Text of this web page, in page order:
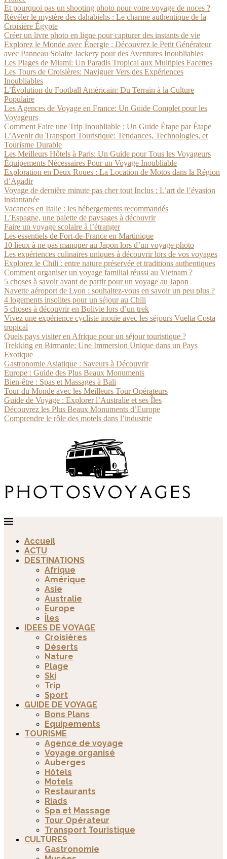
Et pourquoi pas un shooting photo pour votre voyage de noces ?
Révéler le mystère des dahabiehs : Le charme authentique de la
Croisière Égypte
Créer un livre photo en ligne pour capturer des instants de vie
Explorez le Monde avec Énergie : Découvrez le Petit Générateur
avec Panneau Solaire Jackery pour des Aventures Inoubliables
Les Plages de Miami: Un Paradis Tropical aux Multiples Facettes
Les Tours de Croisières: Naviguer Vers des Expériences
Inoubliables
L’Évolution du Football Américain: Du Terrain à la Culture
Populaire
Les Agences de Voyage en France: Un Guide Complet pour les
Voyageurs
Comment Faire une Trip Inoubliable : Un Guide Étape par Étape
L’Avenir du Transport Touristique: Tendances, Technologies, et
Tourisme Durable
Les Meilleurs Hôtels à Paris: Un Guide pour Tous les Voyageurs
Équipements Nécessaires Pour un Voyage Inoubliable
Exploration en Deux Roues : La Location de Motos dans la Région
d’Agadir
Voyage de dernière minute pas cher tout Inclus : L’art de l’évasion
instantanée
Vacances en Italie : les hébergements recommandés
L’Espagne, une palette de paysages à découvrir
Faire un voyage scolaire à l’étranger
Les essentiels de Fort-de-France en Martinique
10 lieux à ne pas manquer au Japon lors d’un voyage photo
Les expériences culinaires uniques à découvrir lors de vos voyages
Explorez le Chili : entre nature préservée et traditions authentiques
Comment organiser un voyage familial réussi au Vietnam ?
5 choses à savoir avant de partir pour un voyage au Japon
Navette aéroport de Lyon : souhaitez-vous en savoir un peu plus ?
4 logements insolites pour un séjour au Chili
5 choses à découvrir en Bolivie lors d’un trek
Vivez une expérience cycliste inouïe avec les séjours Vuelta Costa
tropical
Quels pays visiter en Afrique pour un séjour touristique ?
Trekking en Birmanie: Une Immersion Unique dans un Pays
Exotique
Gastronomie Asiatique : Saveurs à Découvrir
Europe : Guide des Plus Beaux Monuments
Bien-être : Spas et Massages à Bali
Tour du Monde avec les Meilleurs Tour Opérateurs
Guide de Voyage : Explorer l’Australie et ses Îles
Découvrez les Plus Beaux Monuments d’Europe
Comprendre le rôle des motels dans l’industrie
Accueil
ACTU
DESTINATIONS
Afrique
Amérique
Asie
Australie
Europe
Îles
IDEES DE VOYAGE
Croisières
Déserts
Nature
Plage
Ski
Trip
Sport
GUIDE DE VOYAGE
Bons Plans
Equipements
TOURISME
Agence de voyage
Voyage organisé
Auberges
Hôtels
Motels
Restaurants
Riads
Spa et Massage
Tour Opérateur
Transport Touristique
CULTURES
Gastronomie